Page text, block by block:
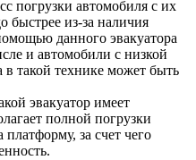
погрузки автомобиля с их
быстрее из-за наличия
данного эвакуатора
и автомобили с низкой
такой технике может быть
эвакуатор имеет
полной погрузки
платформу, за счет чего